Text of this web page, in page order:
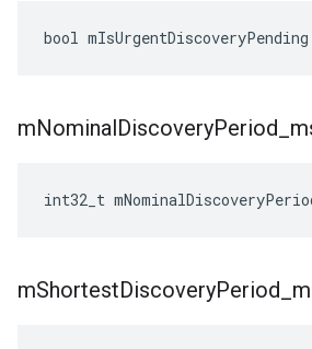
bool mIsUrgentDiscoveryPending
mNominalDiscoveryPeriod
int32_t
mShortestDiscoveryPeriod